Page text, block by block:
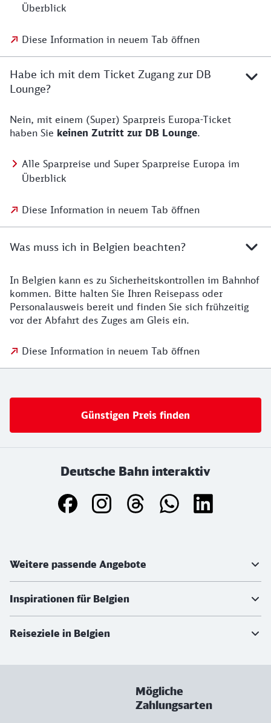
Überblick
Diese Information in neuem Tab öffnen
Habe ich mit dem Ticket Zugang zur DB
Lounge?
Nein, mit einem (Super) Sparpreis Europa-Ticket
haben Sie keinen Zutritt zur DB Lounge.
Alle Sparpreise und Super Sparpreise Europa im
Überblick
Diese Information in neuem Tab öffnen
Was muss ich in Belgien beachten?
In Belgien kann es zu Sicherheitskontrollen im Bahnhof
kommen. Bitte halten Sie Ihren Reisepass oder
Personalausweis bereit und finden Sie sich frühzeitig
vor der Abfahrt des Zuges am Gleis ein.
Diese Information in neuem Tab öffnen
Günstigen Preis finden
Deutsche Bahn interaktiv
Weitere passende Angebote
Inspirationen für Belgien
Reiseziele in Belgien
Mögliche
Zahlungsarten